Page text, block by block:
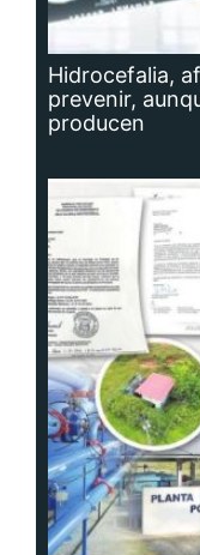
Hidrocefalia,
prevenir,
producen